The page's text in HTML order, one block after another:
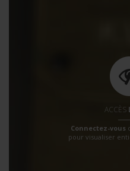
ACCÈS
Connectez-vous
pour visualiser